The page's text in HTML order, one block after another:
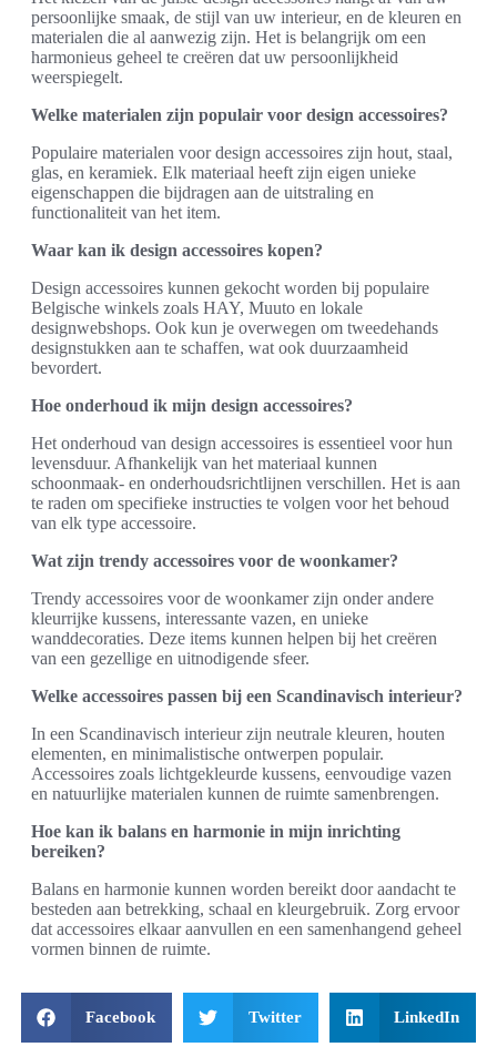
persoonlijke smaak, de stijl van uw interieur, en de kleuren en
materialen die al aanwezig zijn. Het is belangrijk om een
harmonieus geheel te creëren dat uw persoonlijkheid
weerspiegelt.
Welke materialen zijn populair voor design accessoires?
Populaire materialen voor design accessoires zijn hout, staal,
glas, en keramiek. Elk materiaal heeft zijn eigen unieke
eigenschappen die bijdragen aan de uitstraling en
functionaliteit van het item.
Waar kan ik design accessoires kopen?
Design accessoires kunnen gekocht worden bij populaire
Belgische winkels zoals HAY, Muuto en lokale
designwebshops. Ook kun je overwegen om tweedehands
designstukken aan te schaffen, wat ook duurzaamheid
bevordert.
Hoe onderhoud ik mijn design accessoires?
Het onderhoud van design accessoires is essentieel voor hun
levensduur. Afhankelijk van het materiaal kunnen
schoonmaak- en onderhoudsrichtlijnen verschillen. Het is aan
te raden om specifieke instructies te volgen voor het behoud
van elk type accessoire.
Wat zijn trendy accessoires voor de woonkamer?
Trendy accessoires voor de woonkamer zijn onder andere
kleurrijke kussens, interessante vazen, en unieke
wanddecoraties. Deze items kunnen helpen bij het creëren
van een gezellige en uitnodigende sfeer.
Welke accessoires passen bij een Scandinavisch interieur?
In een Scandinavisch interieur zijn neutrale kleuren, houten
elementen, en minimalistische ontwerpen populair.
Accessoires zoals lichtgekleurde kussens, eenvoudige vazen
en natuurlijke materialen kunnen de ruimte samenbrengen.
Hoe kan ik balans en harmonie in mijn inrichting
bereiken?
Balans en harmonie kunnen worden bereikt door aandacht te
besteden aan betrekking, schaal en kleurgebruik. Zorg ervoor
dat accessoires elkaar aanvullen en een samenhangend geheel
vormen binnen de ruimte.
Facebook Twitter LinkedIn